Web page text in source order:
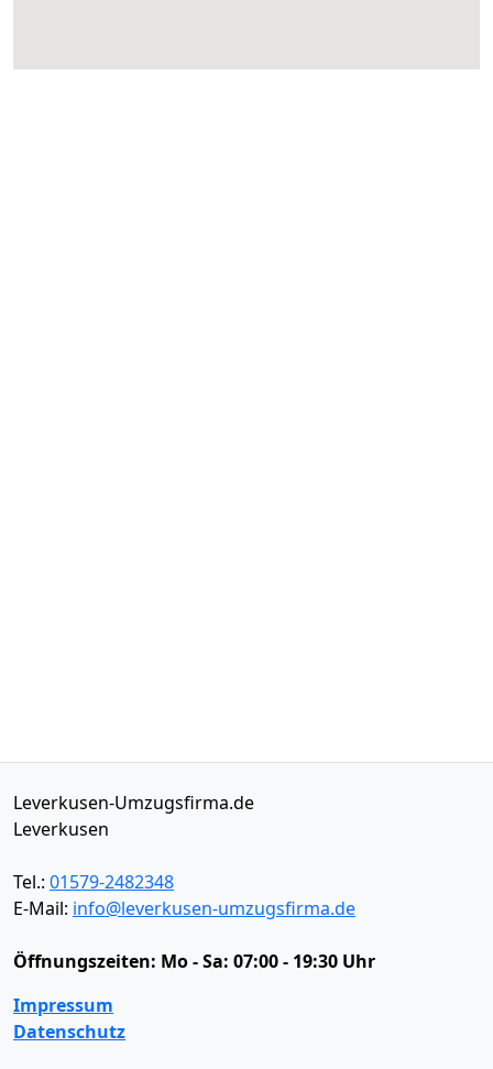
Leverkusen-Umzugsfirma.de
Leverkusen
Tel.: 01579-2482348
E-Mail: info@leverkusen-umzugsfirma.de
Öffnungszeiten: Mo - Sa: 07:00 - 19:30 Uhr
Impressum
Datenschutz